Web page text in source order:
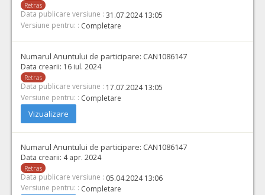
Retras
Data publicare versiune : 31.07.2024 13:05
Versiune pentru: : Completare
Numarul Anuntului de participare: CAN1086147
Data crearii: 16 iul. 2024
Retras
Data publicare versiune : 17.07.2024 13:05
Versiune pentru: : Completare
Vizualizare
Numarul Anuntului de participare: CAN1086147
Data crearii: 4 apr. 2024
Retras
Data publicare versiune : 05.04.2024 13:06
Versiune pentru: : Completare